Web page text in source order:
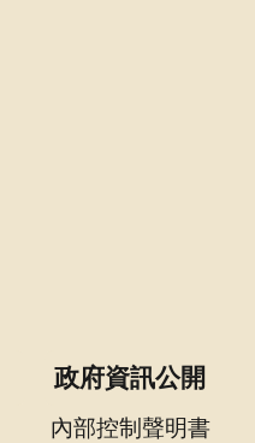
政府資訊公開
內部控制聲明書